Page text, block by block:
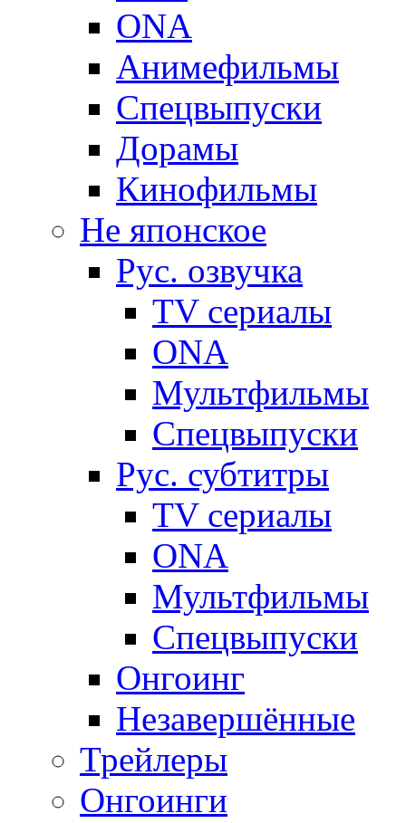
ONA
Анимефильмы
Спецвыпуски
Дорамы
Кинофильмы
Не японское
Рус. озвучка
TV сериалы
ONA
Мультфильмы
Спецвыпуски
Рус. субтитры
TV сериалы
ONA
Мультфильмы
Спецвыпуски
Онгоинг
Незавершённые
Трейлеры
Онгоинги